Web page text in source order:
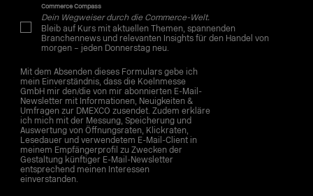
Commerce Compass
Dein Wegweiser durch die Commerce-Welt.
Bleib auf Kurs mit aktuellen Themen, spannenden
Branchennews und relevanten Insights für den Handel von
morgen – jeden Donnerstag neu.
Mit dem Absenden dieses Formulars gebe ich
mein Einverständnis, dass die Koelnmesse
GmbH mir den/die von mir abonnierten E-Mail-
Newsletter mit Informationen, Neuigkeiten &
Umfragen zur DMEXCO zusendet. Zudem erkläre
ich mich mit der Messung, Speicherung und
Auswertung von Öffnungsraten, Klickraten,
Lesedauer und verwendetem E-Mail-Client in
meinem Empfängerprofil zu Zwecken der
Gestaltung künftiger E-Mail-Newsletter
entsprechend meinen Interessen
einverstanden.